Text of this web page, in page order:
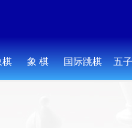
棋 象 棋 国际跳棋 五